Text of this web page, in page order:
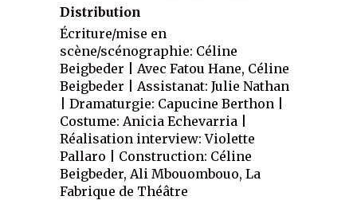
Distribution
Écriture/mise en
scène/scénographie: Céline
Beigbeder | Avec Fatou Hane, Céline
Beigbeder | Assistanat: Julie Nathan
| Dramaturgie: Capucine Berthon |
Costume: Anicia Echevarria |
Réalisation interview: Violette
Pallaro | Construction: Céline
Beigbeder, Ali Mbouombouo, La
Fabrique de Théâtre